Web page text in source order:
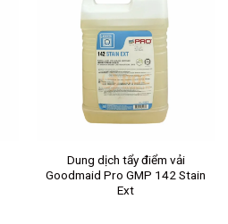
Dung dịch tẩy điểm vải
Goodmaid Pro GMP 142 Stain
Ext